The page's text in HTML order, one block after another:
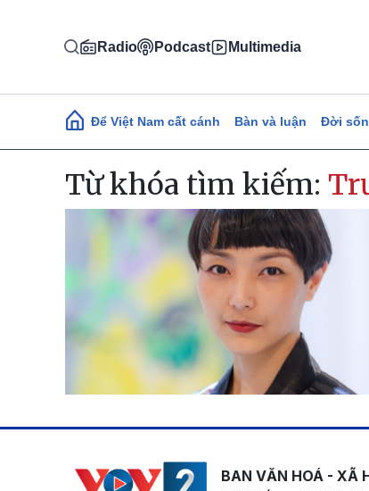
Radio Podcast Multimedia
Main navigation
Để Việt Nam cất cánh Bàn và luận Đời
Từ khóa tìm kiếm:
BAN VĂN HOÁ - XÃ